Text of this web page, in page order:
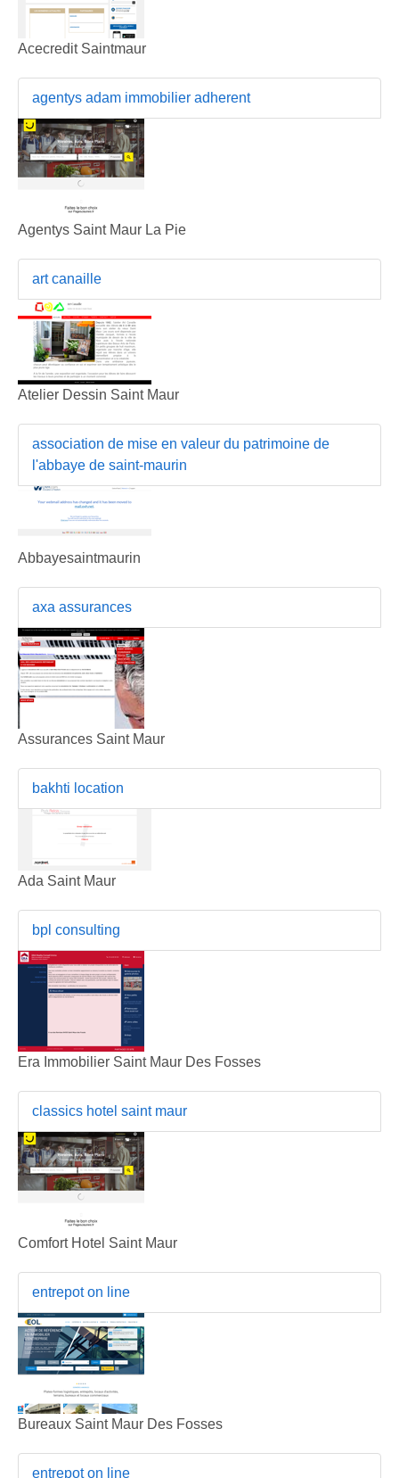
Acecredit Saintmaur
agentys adam immobilier adherent
Agentys Saint Maur La Pie
art canaille
Atelier Dessin Saint Maur
association de mise en valeur du patrimoine de
l'abbaye de saint-maurin
Abbayesaintmaurin
axa assurances
Assurances Saint Maur
bakhti location
Ada Saint Maur
bpl consulting
Era Immobilier Saint Maur Des Fosses
classics hotel saint maur
Comfort Hotel Saint Maur
entrepot on line
Bureaux Saint Maur Des Fosses
entrepot on line